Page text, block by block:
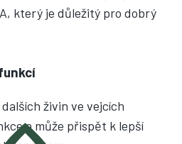
který je důležitý pro dobrý
živin ve vejcích
a může přispět k lepší